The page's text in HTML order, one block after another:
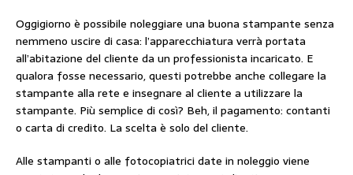
Oggigiorno è possibile noleggiare una buona stampante senza
nemmeno uscire di casa: l’apparecchiatura verrà portata
all’abitazione del cliente da un professionista incaricato. E
qualora fosse necessario, questi potrebbe anche collegare la
stampante alla rete e insegnare al cliente a utilizzare la
stampante. Più semplice di così? Beh, il pagamento: contanti
o carta di credito. La scelta è solo del cliente.
Alle stampanti o alle fotocopiatrici date in noleggio viene